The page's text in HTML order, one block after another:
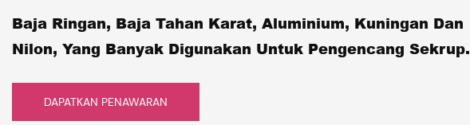
Baja Ringan, Baja Tahan Karat, Aluminium, Kuningan Dan
Nilon, Yang Banyak Digunakan Untuk Pengencang Sekrup.
DAPATKAN PENAWARAN